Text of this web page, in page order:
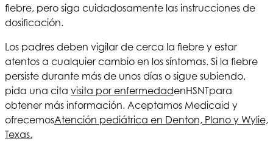
fiebre, pero siga cuidadosamente las instrucciones de
dosificación.
Los padres deben vigilar de cerca la fiebre y estar
atentos a cualquier cambio en los síntomas. Si la fiebre
persiste durante más de unos días o sigue subiendo,
pida una cita visita por enfermedadenHSNTpara
obtener más información. Aceptamos Medicaid y
ofrecemosAtención pediátrica en Denton, Plano y Wylie,
Texas.